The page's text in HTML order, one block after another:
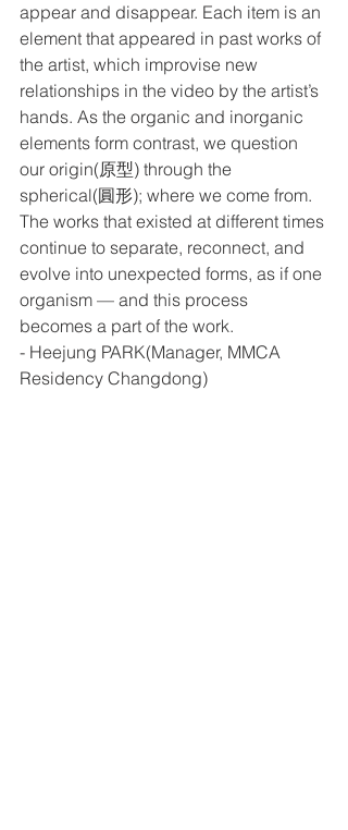
appear and disappear. Each item is an
element that appeared in past works of
the artist, which improvise new
relationships in the video by the artist’s
hands. As the organic and inorganic
elements form contrast, we question
our origin(原型) through the
spherical(圓形); where we come from.
The works that existed at different times
continue to separate, reconnect, and
evolve into unexpected forms, as if one
organism — and this process
becomes a part of the work.
- Heejung PARK(Manager, MMCA
Residency Changdong)